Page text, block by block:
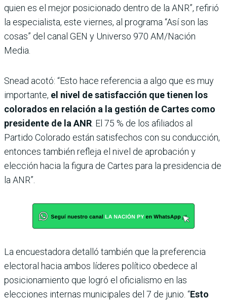
quien es el mejor posicionado dentro de la ANR”, refirió
la especialista, este viernes, al programa “Así son las
cosas” del canal GEN y Universo 970 AM/Nación
Media.
Snead acotó: “Esto hace referencia a algo que es muy
importante, el nivel de satisfacción que tienen los
colorados en relación a la gestión de Cartes como
presidente de la ANR . El 75 % de los afiliados al
Partido Colorado están satisfechos con su conducción,
entonces también refleja el nivel de aprobación y
elección hacia la figura de Cartes para la presidencia de
la ANR”.
La encuestadora detalló también que la preferencia
electoral hacia ambos líderes político obedece al
posicionamiento que logró el oficialismo en las
elecciones internas municipales del 7 de junio. “Esto